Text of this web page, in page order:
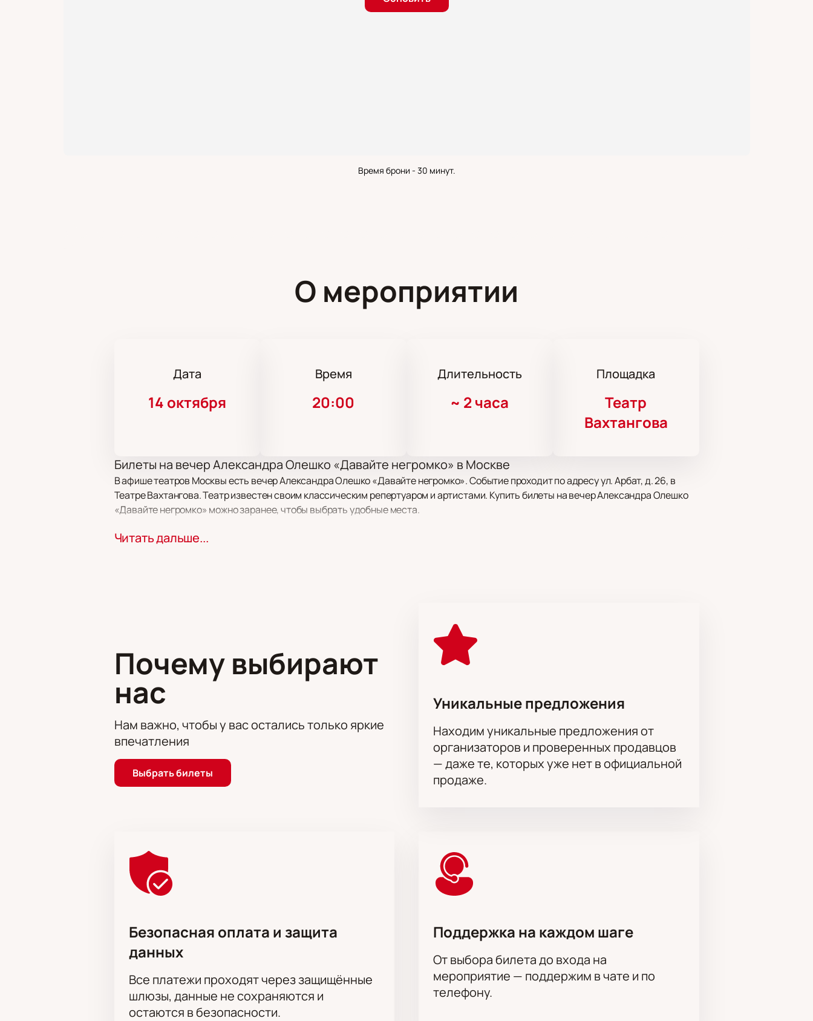
Время брони - 30 минут.
О мероприятии
Дата
14 октября
Время
20:00
Длительность
~ 2 часа
Площадка
Театр
Вахтангова
Билеты на вечер Александра Олешко «Давайте негромко» в Москве
В афише театров Москвы есть вечер Александра Олешко «Давайте негромко». Событие проходит по адресу ул. Арбат, д. 26, в
Театре Вахтангова. Театр известен своим классическим репертуаром и артистами. Купить билеты на вечер Александра Олешко
«Давайте негромко» можно заранее, чтобы выбрать удобные места.
Сюжет
Представление пройдет в государственном академическом театре в центре Москвы. Здание находится по адресу ул. Арбат, д. 26.
Где и как купить билеты на вечер Александра Олешко «Давайте негромко» онлайн?
Билеты доступны для бронирования на сайте. Для выбора мест используется интерактивная схема зала.
Покупка электронного билета занимает несколько минут.
Доступны ВИП (VIP)-ложи и партер для корпоративных клиентов.
Стоимость зависит от выбранного сектора и ряда.
Менеджер ответит на вопросы по телефону и поможет выбрать места.
Купить билеты на вечер Александра Олешко «Давайте негромко»
можно онлайн или по телефону через отдел продаж. Все
цены указаны на сайте вместе со схемой зала.
запросу через менеджера сайта.
Обратите внимание, возможна смена актёрского состава.
Актёрский состав:
Читать дальше...
Почему выбирают
нас
Нам важно, чтобы у вас остались только яркие
впечатления
Выбрать билеты
Уникальные предложения
Находим уникальные предложения от
организаторов и проверенных продавцов
— даже те, которых уже нет в официальной
продаже.
Безопасная оплата и защита
данных
Все платежи проходят через защищённые
шлюзы, данные не сохраняются и
остаются в безопасности.
Поддержка на каждом шаге
От выбора билета до входа на
мероприятие — поддержим в чате и по
телефону.